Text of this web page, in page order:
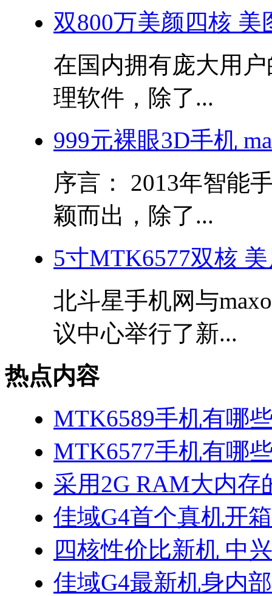
双800万美颜四核 美
在国内拥有庞大用
理软件，除了...
999元裸眼3D手机
序言： 2013年智能
颖而出，除了...
5寸MTK6577双核
北斗星手机网与
议中心举行了新...
热点内容
MTK6589手机有哪
MTK6577手机有哪
采用2G RAM大内存
佳域G4首个真机开
四核性价比新机 中
佳域G4最新机身内